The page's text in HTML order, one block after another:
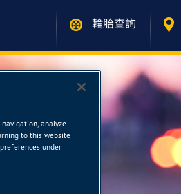
輪胎查詢
analyze
to this website
under